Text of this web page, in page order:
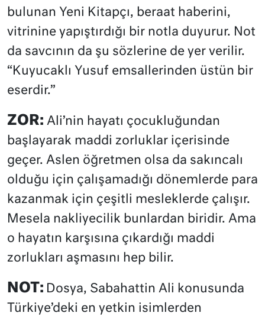
bulunan Yeni Kitapçı, beraat haberini,
vitrinine yapıştırdığı bir notla duyurur. Not
da savcının da şu sözlerine de yer verilir.
“Kuyucaklı Yusuf emsallerinden üstün bir
eserdir.”
ZOR: Ali’nin hayatı çocukluğundan
başlayarak maddi zorluklar içerisinde
geçer. Aslen öğretmen olsa da sakıncalı
olduğu için çalışamadığı dönemlerde para
kazanmak için çeşitli mesleklerde çalışır.
Mesela nakliyecilik bunlardan biridir. Ama
o hayatın karşısına çıkardığı maddi
zorlukları aşmasını hep bilir.
NOT: Dosya, Sabahattin Ali konusunda
Türkiye’deki en yetkin isimlerden